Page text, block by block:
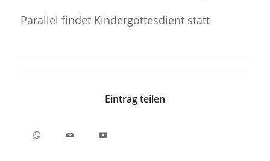
Parallel findet Kindergottesdient statt
Eintrag teilen